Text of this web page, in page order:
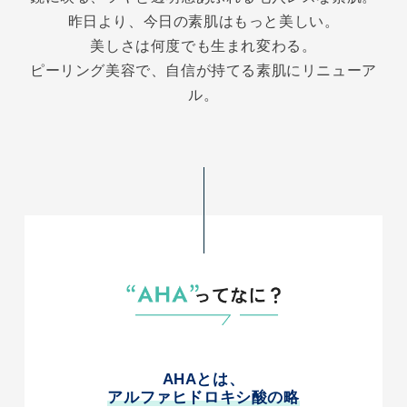
昨日より、今日の素肌はもっと美しい。
美しさは何度でも生まれ変わる。
ピーリング美容で、自信が持てる素肌にリニューア
ル。
AHAとは、
アルファヒドロキシ酸の略